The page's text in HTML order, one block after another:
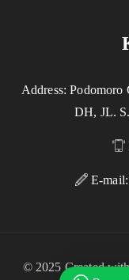
Address:
DH, JL.
E-
© 2025 Created